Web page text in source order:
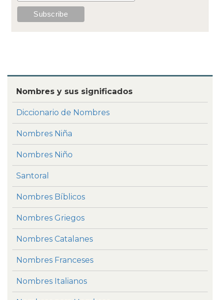
Nombres y sus significados
Diccionario de Nombres
Nombres Niña
Nombres Niño
Santoral
Nombres Bíblicos
Nombres Griegos
Nombres Catalanes
Nombres Franceses
Nombres Italianos